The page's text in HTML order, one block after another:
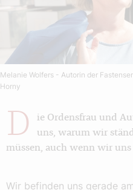
Melanie Wolfers - Autorin der
Horny
D
ie Ordensfrau und
uns, warum wir
müssen, auch wenn wir
Wir befinden uns gerade